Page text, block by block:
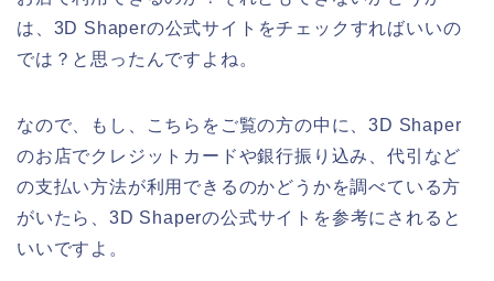
は、3D Shaperの公式サイトをチェックすればいいの
では？と思ったんですよね。
なので、もし、こちらをご覧の方の中に、3D Shaper
のお店でクレジットカードや銀行振り込み、代引など
の支払い方法が利用できるのかどうかを調べている方
がいたら、3D Shaperの公式サイトを参考にされると
いいですよ。